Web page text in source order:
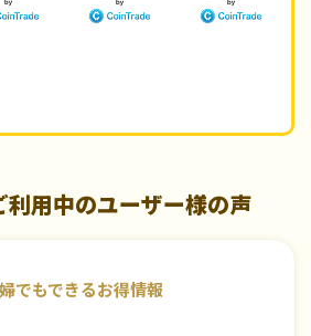
利用中のユーザー様の声
でもできるお得情報